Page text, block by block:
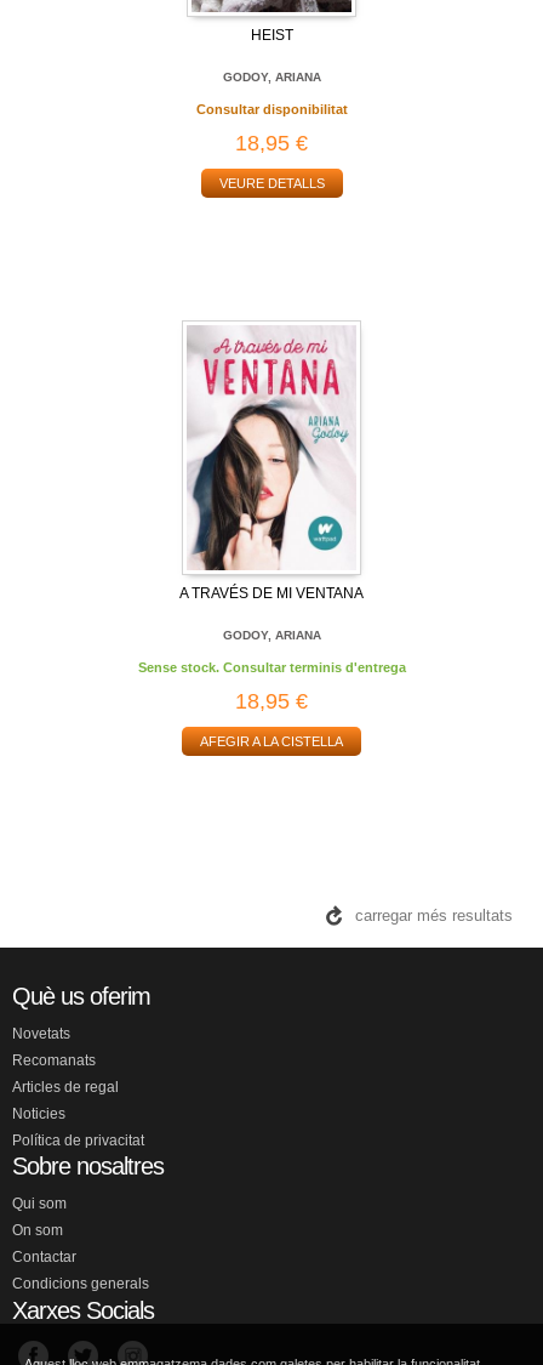
HEIST
GODOY, ARIANA
Consultar disponibilitat
18,95 €
VEURE DETALLS
A TRAVÉS DE MI VENTANA
GODOY, ARIANA
Sense stock. Consultar terminis d'entrega
18,95 €
AFEGIR A LA CISTELLA
carregar més resultats
Què us oferim
Novetats
Recomanats
Articles de regal
Noticies
Política de privacitat
Sobre nosaltres
Qui som
On som
Contactar
Condicions generals
Xarxes Socials